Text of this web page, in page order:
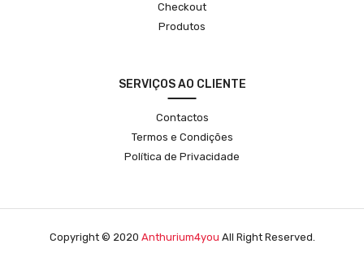
Checkout
Produtos
SERVIÇOS AO CLIENTE
Contactos
Termos e Condições
Política de Privacidade
Copyright © 2020 Anthurium4you All Right Reserved.